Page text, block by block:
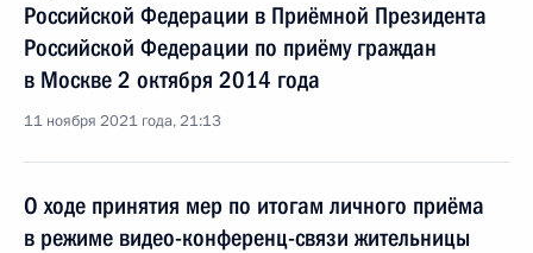
Российской Федерации в Приёмной Президента
Российской Федерации по приёму граждан
в Москве 2 октября 2014 года
11 ноября 2021 года, 21:13
О ходе принятия мер по итогам личного приёма
в режиме видео-конференц-связи жительницы